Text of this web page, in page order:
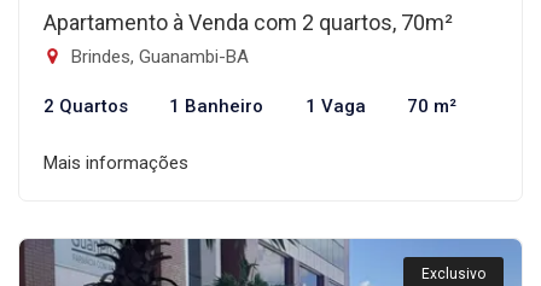
Apartamento à Venda com 2 quartos, 70m²
Brindes, Guanambi-BA
2 Quartos 1 Banheiro 1 Vaga 70 m²
Mais informações
Exclusivo